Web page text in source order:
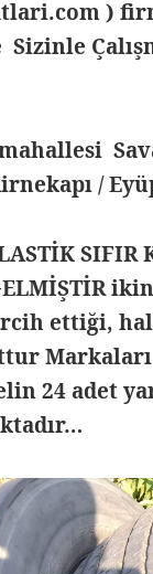
)
Sizinle
/
SIFIR
ettiği,
24 adet